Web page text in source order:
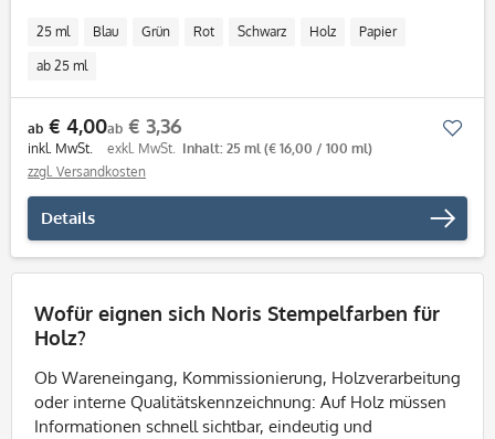
25 ml Blau Grün Rot Schwarz Holz Papier
ab 25 ml
ab € 4,00
inkl. MwSt.
ab € 3,36
exkl. MwSt. Inhalt: 25 ml (€ 16,00 / 100 ml)
zzgl. Versandkosten
Details
Wofür eignen sich Noris Stempelfarben für
Holz?
Ob Wareneingang, Kommissionierung, Holzverarbeitung
oder interne Qualitätskennzeichnung: Auf Holz müssen
Informationen schnell sichtbar, eindeutig und